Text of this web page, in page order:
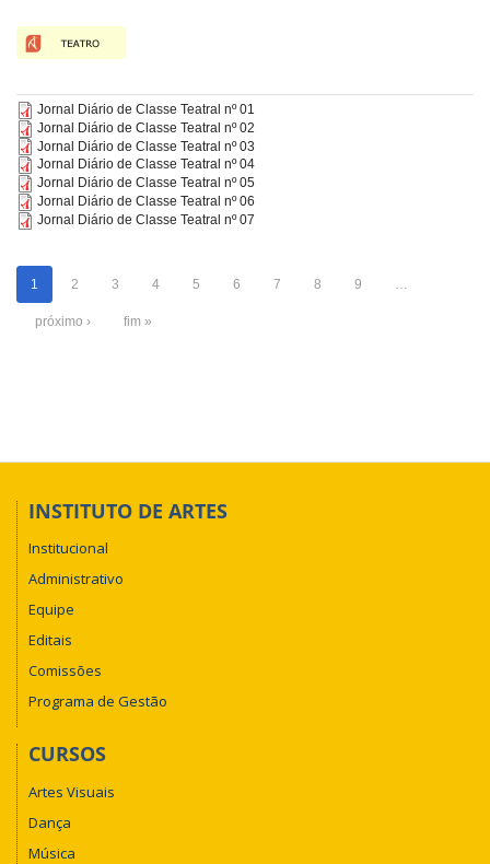
Jornal Diário de Classe Teatral nº 01
Jornal Diário de Classe Teatral nº 02
Jornal Diário de Classe Teatral nº 03
Jornal Diário de Classe Teatral nº 04
Jornal Diário de Classe Teatral nº 05
Jornal Diário de Classe Teatral nº 06
Jornal Diário de Classe Teatral nº 07
1 2 3 4 5 6 7 8 9
próximo › fim »
INSTITUTO DE ARTES
Institucional
Administrativo
Equipe
Editais
Comissões
Programa de Gestão
CURSOS
Artes Visuais
Dança
Música